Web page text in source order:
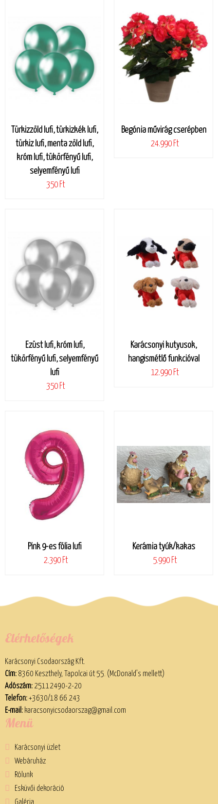
Türkizzöld lufi, türkizkék lufi,
türkiz lufi, menta zöld lufi,
króm lufi, tükörfényű lufi,
selyemfényű lufi
350 Ft
Begónia művirág cserépben
24.990 Ft
Ezüst lufi, króm lufi,
tükörfényű lufi, selyemfényű
lufi
350 Ft
Karácsonyi kutyusok,
hangismétlő funkcióval
12.990 Ft
Pink 9-es fólia lufi
2.390 Ft
Kerámia tyúk/kakas
5.990 Ft
Elérhetőségek
Karácsonyi Csodaország Kft.
Cím:8360 Keszthely, Tapolcai út 55. (McDonald’s mellett)
Adószám:25112490-2-20
Telefon:+3630/18 66 243
E-mail: karacsonyicsodaorszag@gmail.com
Menü
Karácsonyi üzlet
Webáruház
Rólunk
Esküvői dekoráció
Galéria